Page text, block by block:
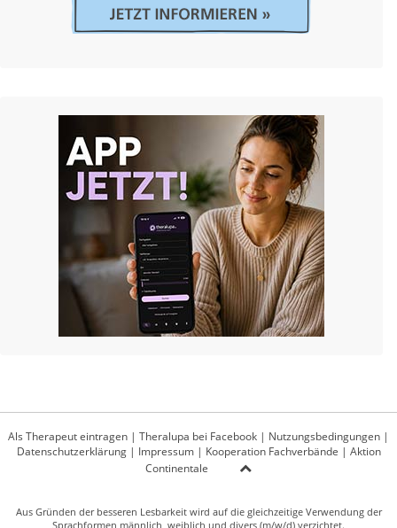
Als Therapeut eintragen | Theralupa bei Facebook | Nutzungsbedingungen |
Datenschutzerklärung| Impressum| Kooperation Fachverbände | Aktion
Continentale
Aus Gründen der besseren Lesbarkeit wird auf die gleichzeitige Verwendung der
Sprachformen männlich, weiblich und divers (m/w/d) verzichtet.